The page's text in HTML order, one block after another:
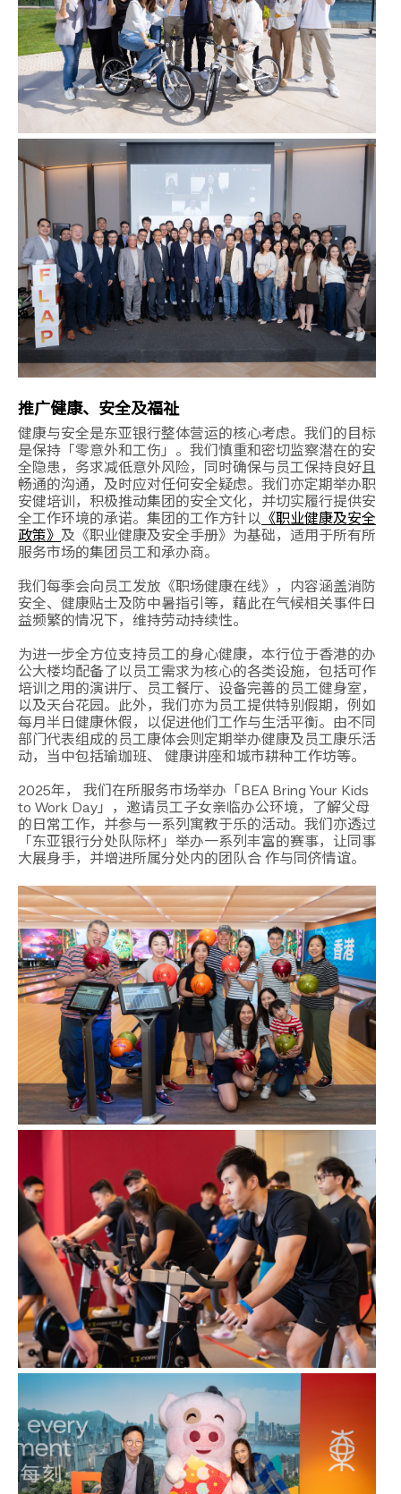
推广健康、安全及福祉
健康与安全是东亚银行整体营运的核心考虑。我们的目标
是保持「零意外和工伤」。我们慎重和密切监察潜在的安
全隐患，务求减低意外风险，同时确保与员工保持良好且
畅通的沟通，及时应对任何安全疑虑。我们亦定期举办职
安健培训，积极推动集团的安全文化，并切实履行提供安
全工作环境的承诺。集团的工作方针以 《职业健康及安全
政策》 及《职业健康及安全手册》为基础，适用于所有所
服务市场的集团员工和承办商。
我们每季会向员工发放《职场健康在线》，内容涵盖消防
安全、健康贴士及防中暑指引等，藉此在气候相关事件日
益频繁的情况下，维持劳动持续性。
为进一步全方位支持员工的身心健康，本行位于香港的办
公大楼均配备了以员工需求为核心的各类设施，包括可作
培训之用的演讲厅、员工餐厅、设备完善的员工健身室，
以及天台花园。此外，我们亦为员工提供特别假期，例如
每月半日健康休假，以促进他们工作与生活平衡。由不同
部门代表组成的员工康体会则定期举办健康及员工康乐活
动，当中包括瑜珈班、 健康讲座和城市耕种工作坊等。
2025年， 我们在所服务市场举办「BEA Bring Your Kids
to Work Day」，邀请员工子女亲临办公环境，了解父母
的日常工作，并参与一系列寓教于乐的活动。我们亦透过
「东亚银行分处队际杯」举办一系列丰富的赛事，让同事
大展身手，并增进所属分处内的团队合 作与同侪情谊。